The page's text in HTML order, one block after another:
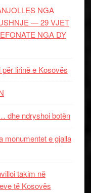
NGA
— 29 VJET
NGA DY
lirinë e Kosovës
dhe ndryshoi botën
monumentet e gjalla
takim në
të Kosovës